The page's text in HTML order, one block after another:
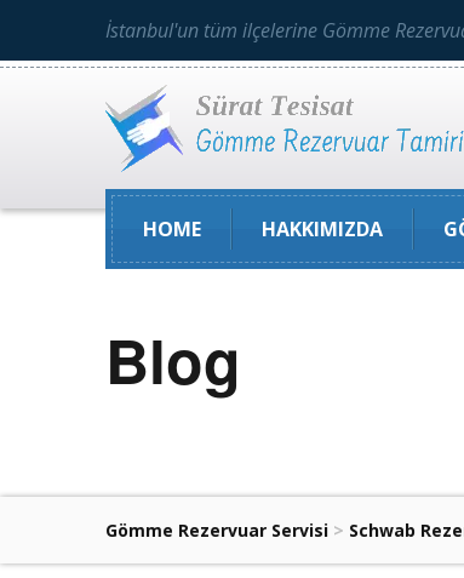
İstanbul'un tüm ilçelerine Gömme
HOME HAKKIMIZDA
Blog
Gömme Rezervuar Servisi > Schwab